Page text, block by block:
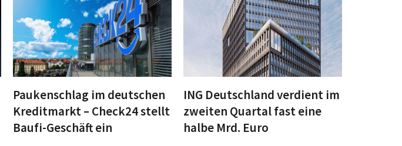
Paukenschlag im deutschen
Kreditmarkt – Check24 stellt
Baufi-Geschäft ein
ING Deutschland verdient im
zweiten Quartal fast eine
halbe Mrd. Euro